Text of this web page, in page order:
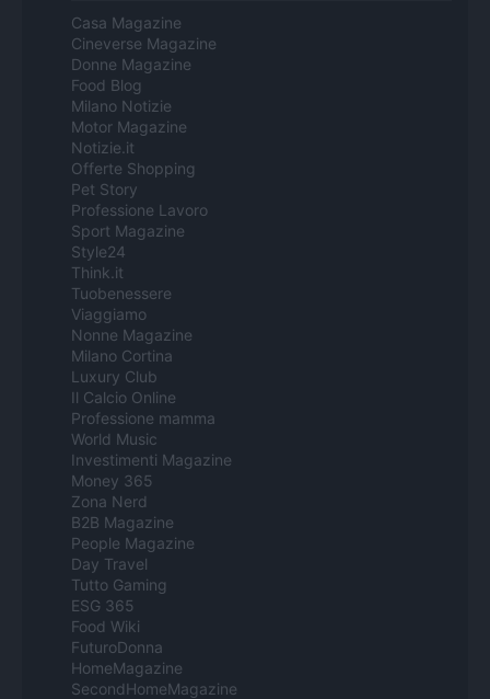
Casa Magazine
Cineverse Magazine
Donne Magazine
Food Blog
Milano Notizie
Motor Magazine
Notizie.it
Offerte Shopping
Pet Story
Professione Lavoro
Sport Magazine
Style24
Think.it
Tuobenessere
Viaggiamo
Nonne Magazine
Milano Cortina
Luxury Club
Il Calcio Online
Professione mamma
World Music
Investimenti Magazine
Money 365
Zona Nerd
B2B Magazine
People Magazine
Day Travel
Tutto Gaming
ESG 365
Food Wiki
FuturoDonna
HomeMagazine
SecondHomeMagazine